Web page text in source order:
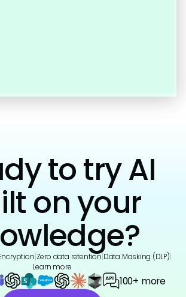
to try AI
on your
Zero data retention Data Masking (DLP)
Learn more
100+ more